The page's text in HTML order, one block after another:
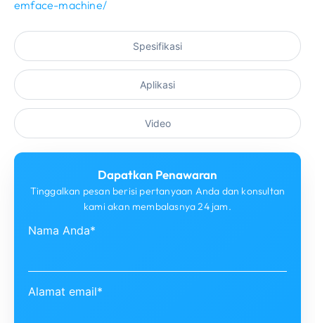
Spesifikasi
Aplikasi
Video
emface-machine/
Dapatkan Penawaran
Tinggalkan pesan berisi pertanyaan Anda dan konsultan
kami akan membalasnya 24 jam.
Nama Anda*
Alamat email*